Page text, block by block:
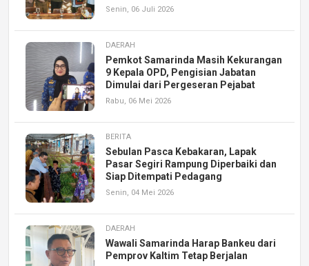
Senin, 06 Juli 2026
DAERAH
Pemkot Samarinda Masih Kekurangan
9 Kepala OPD, Pengisian Jabatan
Dimulai dari Pergeseran Pejabat
Rabu, 06 Mei 2026
BERITA
Sebulan Pasca Kebakaran, Lapak
Pasar Segiri Rampung Diperbaiki dan
Siap Ditempati Pedagang
Senin, 04 Mei 2026
DAERAH
Wawali Samarinda Harap Bankeu dari
Pemprov Kaltim Tetap Berjalan